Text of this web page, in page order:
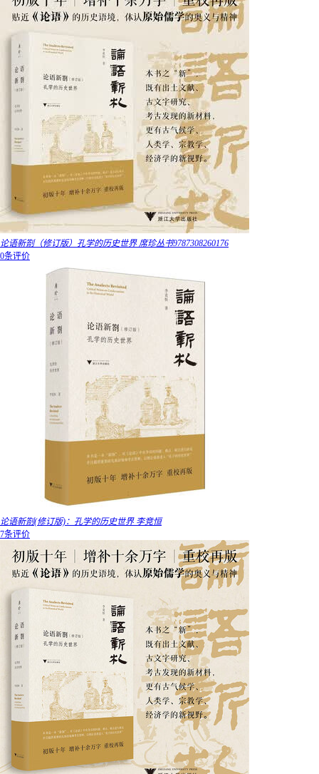
论语新劄（修订版）孔学的历史世界 席珍丛书9787308260176
0条评价
论语新劄(修订版)：孔学的历史世界 李竞恒
7条评价